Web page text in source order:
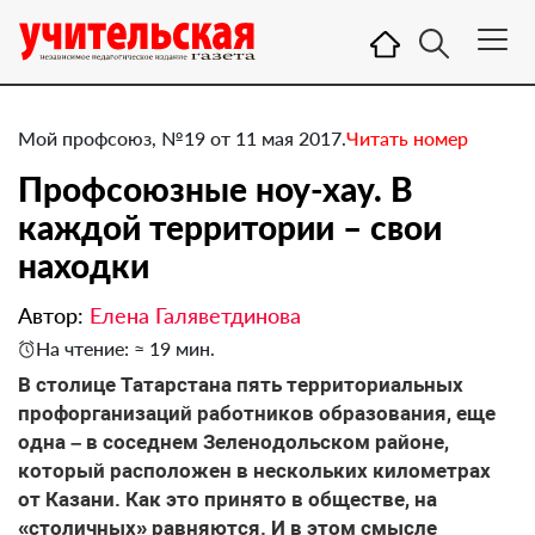
Мой профсоюз, №19 от 11 мая 2017.Читать номер
Профсоюзные ноу-хау. В
каждой территории – свои
находки
Автор: Елена Галяветдинова
На чтение: ≈ 19 мин.
​В столице Татарстана пять территориальных
профорганизаций работников образования, еще
одна – в соседнем Зеленодольском районе,
который расположен в нескольких километрах
от Казани. Как это принято в обществе, на
«столичных» равняются. И в этом смысле